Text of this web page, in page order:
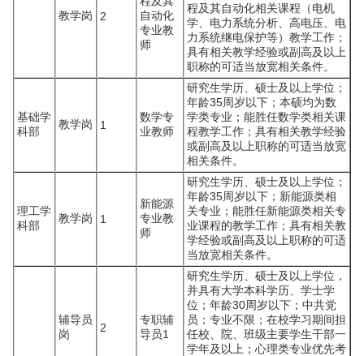
教学岗 2
自动化
专业教
师
程及其自动化相关课程（电机
学、电力系统分析、高电压、电
力系统继电保护等）教学工作；
具有相关教学经验或副高及以上
职称的可适当放宽相关条件。
基础学
科部
教学岗 1
数学专
业教师
研究生学历、硕士及以上学位；
年龄35周岁以下；本硕均为数
学类专业；能胜任数学类相关课
程教学工作；具有相关教学经验
或副高及以上职称的可适当放宽
相关条件。
理工学
科部
教学岗 1
新能源
专业教
师
研究生学历、硕士及以上学位；
年龄35周岁以下；新能源类相
关专业；能胜任新能源类相关专
业课程的教学工作；具有相关教
学经验或副高及以上职称的可适
当放宽相关条件。
辅导员
岗
2
专职辅
导员1
研究生学历、硕士及以上学位，
并具有大学本科学历、学士学
位；年龄30周岁以下；中共党
员；专业不限；在校学习期间担
任校、院、班级主要学生干部一
学年及以上；心理类专业优先考